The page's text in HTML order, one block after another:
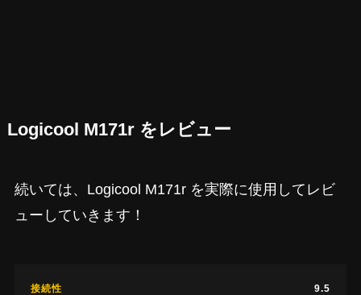
Logicool M171r をレビュー
続いては、Logicool M171r を実際に使用してレビ
ューしていきます！
接続性 9.5